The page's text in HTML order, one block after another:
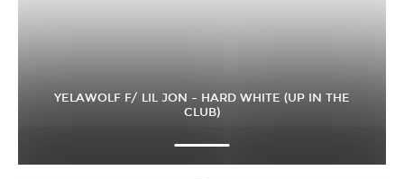
YELAWOLF F/ LIL JON – HARD WHITE (UP IN THE
CLUB)